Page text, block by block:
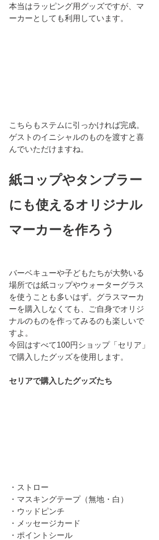
本当はラッピング用グッズですが、マ
ーカーとしても利用しています。
こちらもステムに引っかければ完成。
ゲストのイニシャルのものを渡すと喜
んでいただけますね。
紙コップやタンブラー
にも使えるオリジナル
マーカーを作ろう
バーベキューや子どもたちが大勢いる
場所では紙コップやウォーターグラス
を使うことも多いはず。グラスマーカ
ーを購入しなくても、ご自身でオリジ
ナルのものを作ってみるのも楽しいで
すよ。
今回はすべて100円ショップ「セリア」
で購入したグッズを使用します。
セリアで購入したグッズたち
・ストロー
・マスキングテープ（無地・白）
・ウッドピンチ
・メッセージカード
・ポイントシール